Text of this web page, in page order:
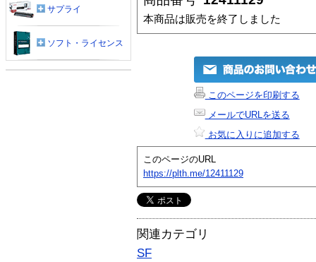
本商品は販売を終了しました
このページを印刷する
メールでURLを送る
お気に入りに追加する
このページのURL
https://plth.me/12411129
関連カテゴリ
SF
サプライ
ソフト・ライセンス